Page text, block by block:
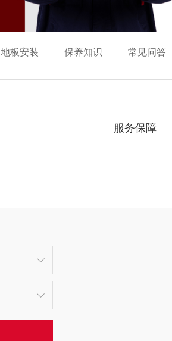
地板安装 保养知识 常见问答
服务保障